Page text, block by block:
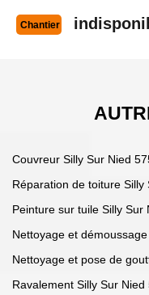
Chantier
Couvreur Silly Sur Nied
Réparation de toiture Silly
Peinture sur tuile Silly Sur
Nettoyage et
Nettoyage et pose de
Ravalement Silly Sur Nied